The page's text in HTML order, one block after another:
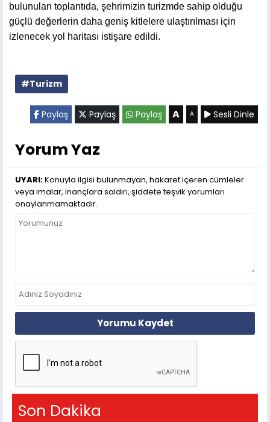
bulunulan toplantıda, şehrimizin turizmde sahip olduğu
güçlü değerlerin daha geniş kitlelere ulaştırılması için
izlenecek yol haritası istişare edildi.
#Turizm
Paylaş Paylaş Paylaş A A Sesli Dinle
Yorum Yaz
UYARI:Konuyla ilgisi bulunmayan, hakaret içeren cümleler
veya imalar, inançlara saldırı, şiddete teşvik yorumları
onaylanmamaktadır.
Yorumu Kaydet
Son Dakika